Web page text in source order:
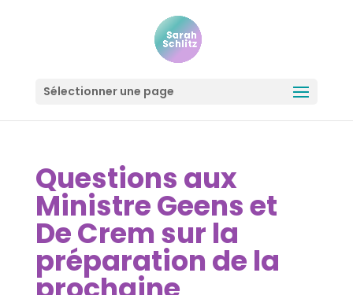
Sélectionner une page
Questions aux
Ministre Geens et
De Crem sur la
préparation de la